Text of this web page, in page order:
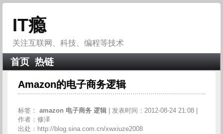
IT瘾
关注互联网、科技、编程等技术
首页 热链
Amazon的电子商务逻辑
标签： amazon 电子商务 逻辑
| 发表时间：2012-08-24 21:08 |
作者：修泽
出处：http://blog.sina.com.cn/xwxiuze2008